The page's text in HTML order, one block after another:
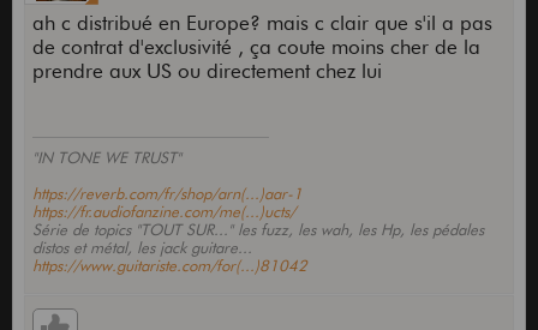
ah c distribué en Europe? mais c clair que s'il a pas
de contrat d'exclusivité , ça coute moins cher de la
prendre aux US ou directement chez lui
"IN TONE WE TRUST"
https://reverb.com/fr/shop/arn(...)aar-1
https://fr.audiofanzine.com/me(...)ucts/
Série de topics "TOUT SUR..." les fuzz, les wah, les Hp, les pédales
distos et métal, les jack guitare...
https://www.guitariste.com/for(...)81042